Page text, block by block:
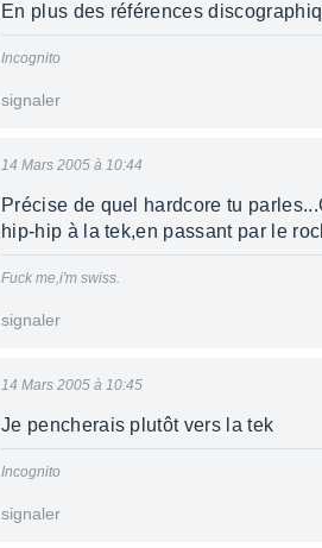
En plus des références
Incognito
signaler
14 Mars 2005 à 10:44
Précise de quel hardcore tu
hip-hip à la tek,en passant par le
Fuck me,i'm swiss.
signaler
14 Mars 2005 à 10:45
Je pencherais plutôt vers la tek
Incognito
signaler